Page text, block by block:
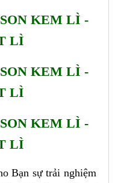
Bạn sự trải nghiệm